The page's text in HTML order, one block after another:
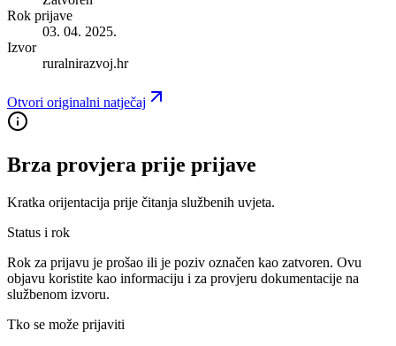
Rok prijave
03. 04. 2025.
Izvor
ruralnirazvoj.hr
Otvori originalni natječaj
Brza provjera prije prijave
Kratka orijentacija prije čitanja službenih uvjeta.
Status i rok
Rok za prijavu je prošao ili je poziv označen kao zatvoren. Ovu
objavu koristite kao informaciju i za provjeru dokumentacije na
službenom izvoru.
Tko se može prijaviti